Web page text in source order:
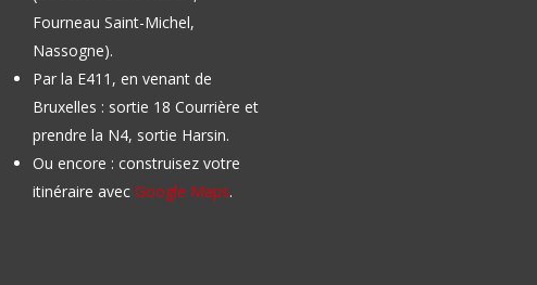
Fourneau Saint-Michel,
Nassogne).
Par la E411, en venant de
Bruxelles : sortie 18 Courrière et
prendre la N4, sortie Harsin.
Ou encore : construisez votre
itinéraire avec Google Maps.